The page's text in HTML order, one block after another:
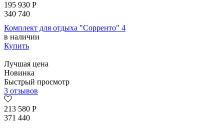
195 930 Р
340 740
Комплект для отдыха "Сорренто" 4
в наличии
Купить
Лучшая цена
Новинка
Быстрый просмотр
3 отзывов
213 580 Р
371 440